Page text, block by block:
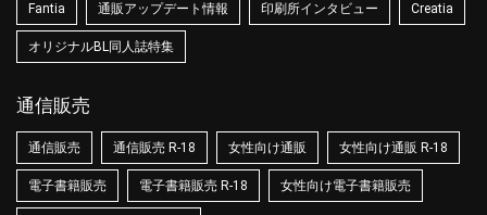
Fantia 通販アップデート情報 印刷所インタビュー Creatia
オリジナルBL同人誌特集
通信販売
通信販売 通信販売 R-18 女性向け通販 女性向け通販 R-18
電子書籍販売 電子書籍販売 R-18 女性向け電子書籍販売